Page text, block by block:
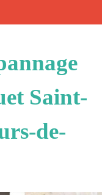
Saint-
de-